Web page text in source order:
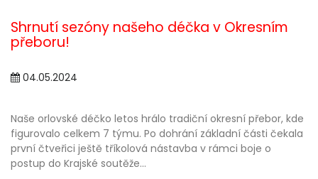
Shrnutí sezóny našeho déčka v Okresním
přeboru!
04.05.2024
Naše orlovské déčko letos hrálo tradiční okresní přebor, kde
figurovalo celkem 7 týmu. Po dohrání základní části čekala
první čtveřici ještě tříkolová nástavba v rámci boje o
postup do Krajské soutěže...